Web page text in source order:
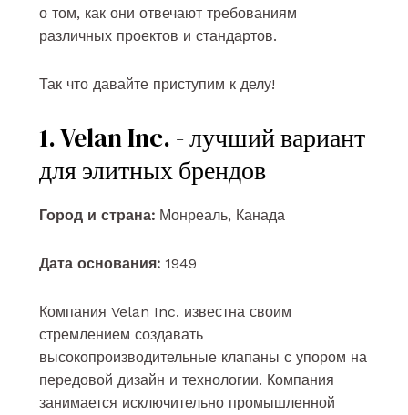
о том, как они отвечают требованиям
различных проектов и стандартов.
Так что давайте приступим к делу!
1. Velan Inc. - лучший вариант
для элитных брендов
Город и страна:Монреаль, Канада
Дата основания:1949
Компания Velan Inc. известна своим
стремлением создавать
высокопроизводительные клапаны с упором на
передовой дизайн и технологии. Компания
занимается исключительно промышленной